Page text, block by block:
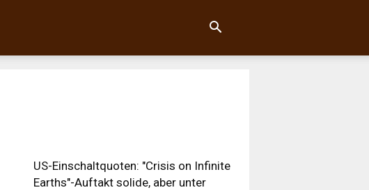
US-Einschaltquoten: "Crisis on Infinite
Earths"-Auftakt solide, aber unter